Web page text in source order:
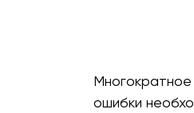
ошибки